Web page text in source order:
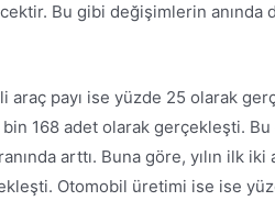
Bu gibi değişimlerin anında
araç payı ise yüzde 25 olarak
bin 168 adet olarak gerçekleşti.
arttı. Buna göre, yılın ilk iki
Otomobil üretimi ise ise